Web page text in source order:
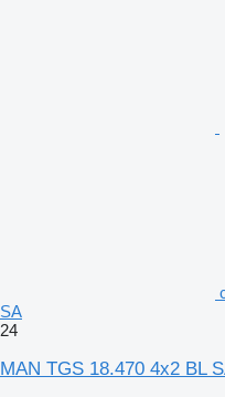
SA
24
MAN TGS 18.470 4x2 BL